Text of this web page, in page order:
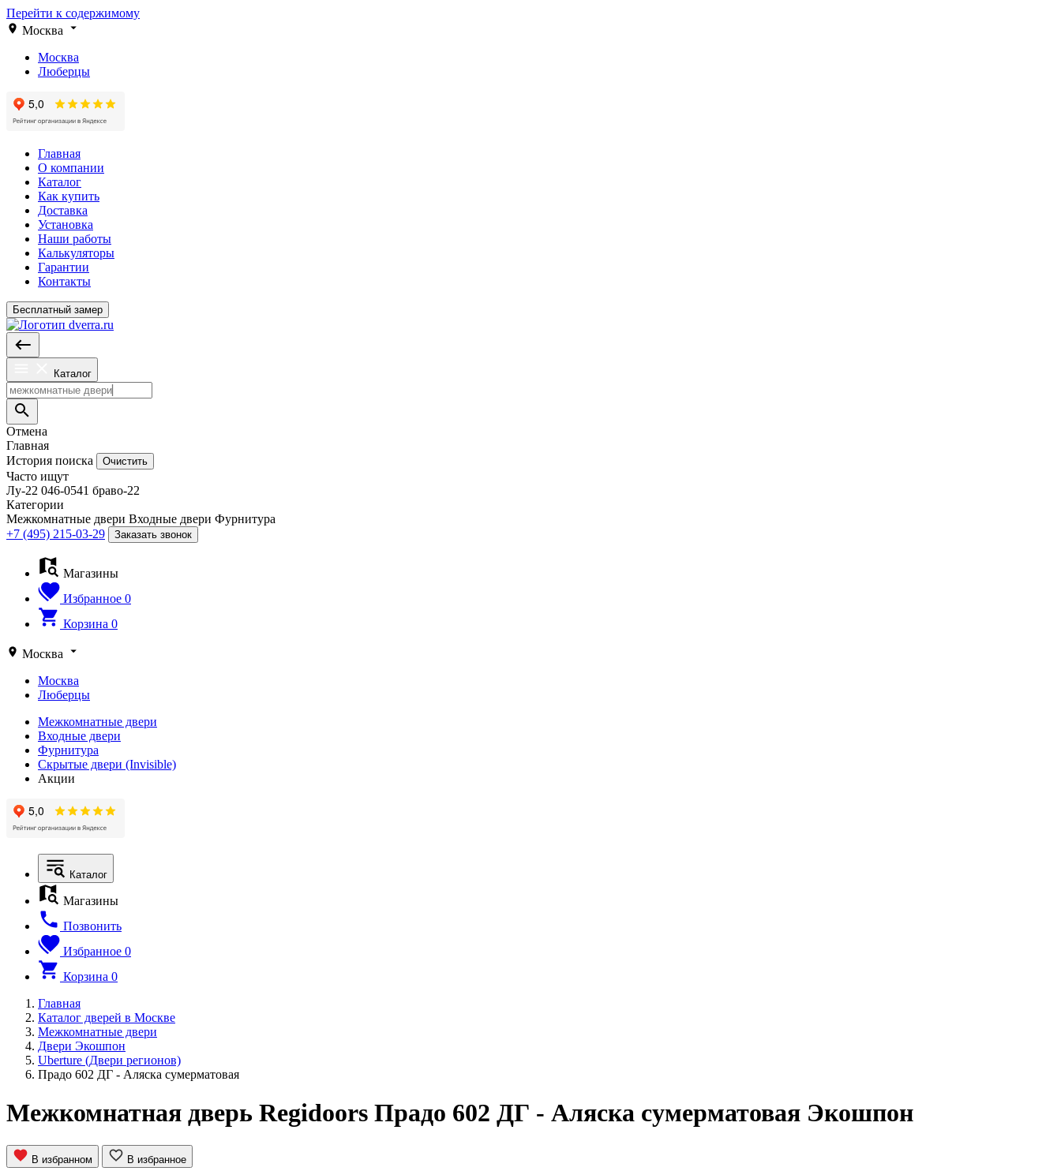
Перейти к содержимому
Москва
Москва
Люберцы
Главная
О компании
Каталог
Как купить
Доставка
Установка
Наши работы
Калькуляторы
Гарантии
Контакты
Бесплатный замер
Каталог
Отмена
Главная
История поиска
Очистить
Часто ищут
Лу-22 046-0541 браво-22
Категории
Межкомнатные двери Входные двери Фурнитура
+7 (495) 215-03-29
Заказать звонок
Магазины
Избранное 0
Корзина 0
Москва
Москва
Люберцы
Межкомнатные двери
Входные двери
Фурнитура
Скрытые двери (Invisible)
Акции
Каталог
Магазины
Позвонить
Избранное 0
Корзина 0
Главная
Каталог дверей в Москве
Межкомнатные двери
Двери Экошпон
Uberture (Двери регионов)
Прадо 602 ДГ - Аляска сумерматовая
Межкомнатная дверь Regidoors Прадо 602 ДГ - Аляска сумерматовая Экошпон
В избранном В избранное